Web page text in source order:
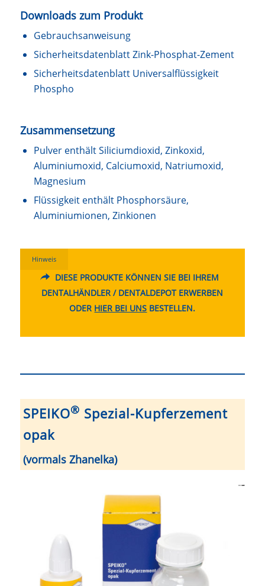
Downloads zum Produkt
Gebrauchsanweisung
Sicherheitsdatenblatt Zink-Phosphat-Zement
Sicherheitsdatenblatt Universalflüssigkeit
Phospho
Zusammensetzung
Pulver enthält Siliciumdioxid, Zinkoxid,
Aluminiumoxid, Calciumoxid, Natriumoxid,
Magnesium
Flüssigkeit enthält Phosphorsäure,
Aluminiumionen, Zinkionen
Hinweis
DIESE PRODUKTE KÖNNEN SIE BEI IHREM
DENTALHÄNDLER / DENTALDEPOT ERWERBEN
ODER HIER BEI UNS BESTELLEN.
SPEIKO® Spezial-Kupferzement
opak
(vormals Zhanelka)